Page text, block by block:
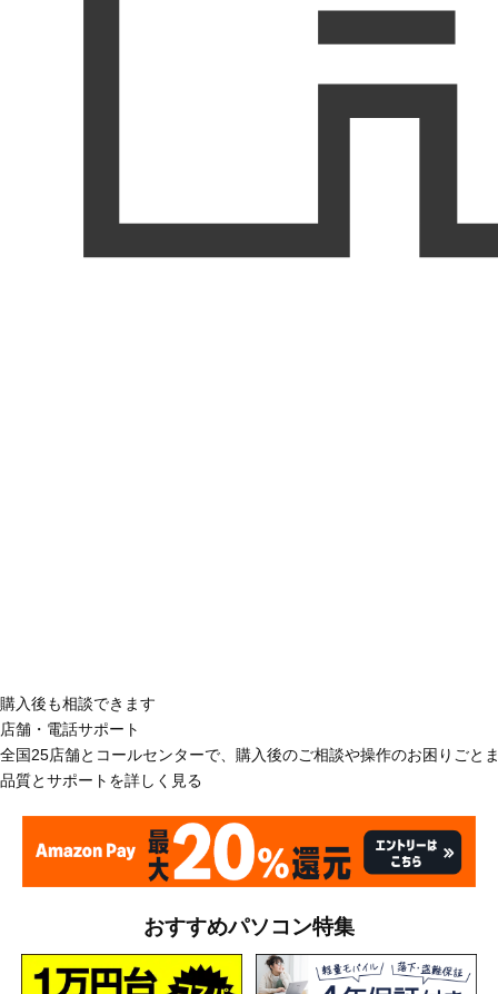
購入後も相談できます
店舗・電話サポート
全国25店舗とコールセンターで、購入後のご相談や操作のお困りごと
品質とサポートを詳しく見る
おすすめパソコン特集